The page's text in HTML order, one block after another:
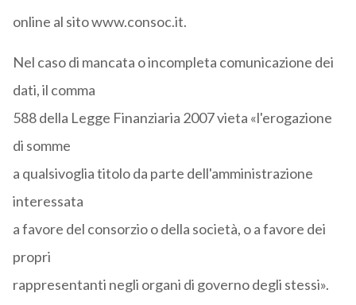
online al sito www.consoc.it.
Nel caso di mancata o incompleta comunicazione dei
dati, il comma
588 della Legge Finanziaria 2007 vieta «l'erogazione
di somme
a qualsivoglia titolo da parte dell'amministrazione
interessata
a favore del consorzio o della società, o a favore dei
propri
rappresentanti negli organi di governo degli stessi».